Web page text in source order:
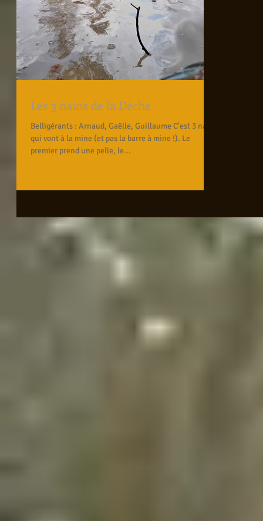
Les 3 nains de la Dèche
Belligérants : Arnaud, Gaëlle, Guillaume C'est 3 nains
qui vont à la mine (et pas la barre à mine !). Le
premier prend une pelle, le...